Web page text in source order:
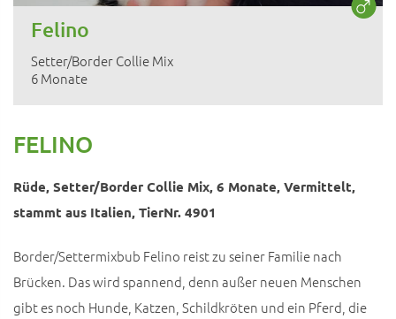
Felino
Setter/Border Collie Mix
6 Monate
FELINO
Rüde, Setter/Border Collie Mix, 6 Monate, Vermittelt,
stammt aus Italien, TierNr. 4901
Border/Settermixbub Felino reist zu seiner Familie nach
Brücken. Das wird spannend, denn außer neuen Menschen
gibt es noch Hunde, Katzen, Schildkröten und ein Pferd, die